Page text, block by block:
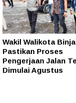
Wakil Walikota
Pastikan Proses
Pengerjaan Jalan
Dimulai Agustus